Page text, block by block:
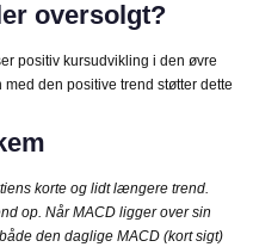
oversolgt?
positiv kursudvikling i den øvre
den positive trend støtter dette
korte og lidt længere trend.
op. Når MACD ligger over sin
den daglige MACD (kort sigt)